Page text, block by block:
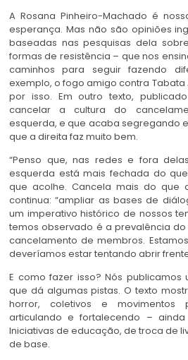
A Rosana Pinheiro-Machado é
esperança. Mas não são opiniões
baseadas nas pesquisas dela
formas de resistência – que nos
caminhos para seguir fazendo
exemplo, o fogo amigo contra
por isso. Em outro texto,
cancelar a cultura do
esquerda, e que acaba segregando
que a direita faz muito bem.
“Penso que, nas redes e fora
esquerda está mais fechada do
que acolhe. Cancela mais do que
continua: “ampliar as bases de
um imperativo histórico de nossos
temos observado é a prevalência
cancelamento de membros.
deveríamos estar tentando abrir
E como fazer isso? Nós
que dá algumas pistas. O texto
horror, coletivos e movimentos
articulando e fortalecendo –
Iniciativas de educação, de troca de
de base.